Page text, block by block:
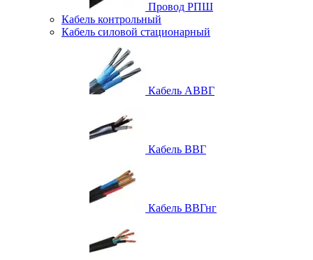
Провод РПШ
Кабель контрольный
Кабель силовой стационарный
Кабель АВВГ
Кабель ВВГ
Кабель ВВГнг